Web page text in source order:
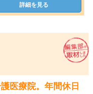
詳細を見る
医療院。年間休日